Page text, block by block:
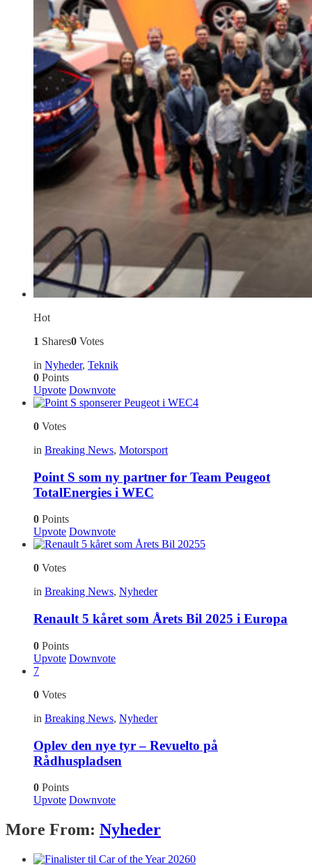
Hot
1 Shares0 Votes
in Nyheder, Teknik
0 Points
Upvote Downvote
4
0 Votes
in Breaking News, Motorsport
Point S som ny partner for Team Peugeot
TotalEnergies i WEC
0 Points
Upvote Downvote
5
0 Votes
in Breaking News, Nyheder
Renault 5 kåret som Årets Bil 2025 i Europa
0 Points
Upvote Downvote
7
0 Votes
in Breaking News, Nyheder
Oplev den nye tyr – Revuelto på
Rådhuspladsen
0 Points
Upvote Downvote
More From: Nyheder
0